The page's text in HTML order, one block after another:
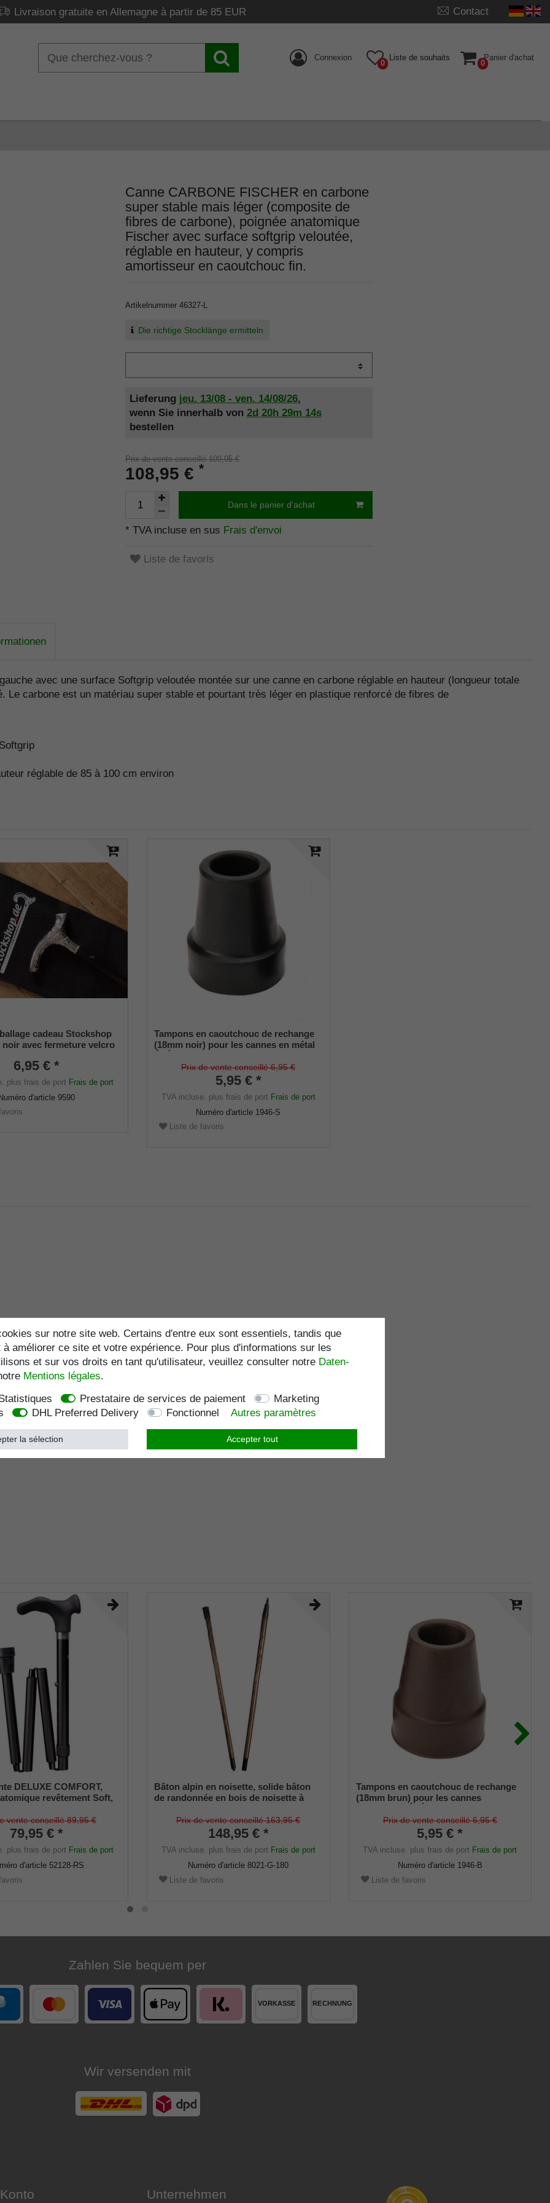
Livraison gratuite en Allemagne à partir de 85 EUR Contact
Connexion
0
Liste de souhaits
0
Panier d'achat
Canne CARBONE FISCHER en carbone
super stable mais léger (composite de
fibres de carbone), poignée anatomique
Fischer avec surface softgrip veloutée,
réglable en hauteur, y compris
amortisseur en caoutchouc fin.
Artikelnummer 46327-L
Die richtige Stocklänge ermitteln
Lieferung jeu. 13/08 - ven. 14/08/26,
wenn Sie innerhalb von 2d 20h 29m 13s
bestellen
Prix de vente conseillé 109,95 €
108,95 € *
Dans le panier d'achat
* TVA incluse en sus Frais d'envoi
Liste de favoris
avec une surface Softgrip veloutée montée sur une canne en carbone réglable en hauteur (longueur totale
Le carbone est un matériau super stable et pourtant très léger en plastique renforcé de fibres de
réglable de 85 à 100 cm environ
cadeau Stockshop
noir avec fermeture velcro
6,95 € *
plus frais de port Frais de port
Numéro d'article9590
Tampons en caoutchouc de rechange
(18mm noir) pour les cannes en métal
18mm) avec insert métallique (lot de 2
Prix de vente conseillé 6,95 €
5,95 € *
TVA incluse. plus frais de port Frais de port
Numéro d'article 1946-S
Liste de favoris
DELUXE COMFORT,
revêtement Soft,
amortisseur en
droite/gauche
vente conseillé 89,95 €
79,95 € *
plus frais de port Frais de port
d'article 52128-RS
Bâton alpin en noisette, solide bâton
de randonnée en bois de noisette à
par une douille filetée, pointe en acier
forgé à la main incluse
Prix de vente conseillé 163,95 €
148,95 € *
TVA incluse. plus frais de port Frais de port
Numéro d'article8021-G-180
Liste de favoris
Tampons en caoutchouc de rechange
(18mm brun) pour les cannes
intérieur env. 18mm) avec insert
métallique (lot de 2)
Prix de vente conseillé 6,95 €
5,95 € *
TVA incluse. plus frais de port Frais de port
Numéro d'article 1946-B
Liste de favoris
Zahlen Sie bequem per
Wir versenden mit
Unternehmen
sur notre site web. Certains d'entre eux sont essentiels, tandis que
à améliorer ce site et votre expérience. Pour plus d'informations sur les
et sur vos droits en tant qu'utilisateur, veuillez consulter notre Daten­
Mentions légales.
Prestataire de services de paiement
Marketing
DHL Preferred Delivery Fonctionnel Autres paramètres
Accepter tout
la sélection